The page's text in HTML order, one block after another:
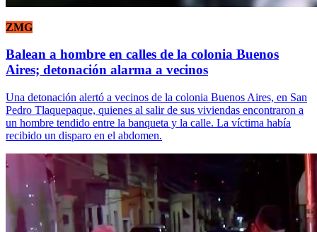
ZMG
Balean a hombre en calles de la colonia Buenos
Aires; detonación alarma a vecinos
Una detonación alertó a vecinos de la colonia Buenos Aires, en San
Pedro Tlaquepaque, quienes al salir de sus viviendas encontraron a
un hombre tendido entre la banqueta y la calle. La víctima había
recibido un disparo en el abdomen.